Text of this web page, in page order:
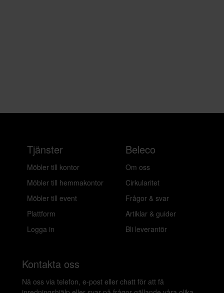
Tjänster
Möbler till kontor
Möbler till hemmakontor
Möbler till event
Plattform
Logga in
Beleco
Om oss
Cirkularitet
Frågor & svar
Artiklar & guider
Bli leverantör
Kontakta oss
Nå oss via telefon, e-post eller chatt för att få